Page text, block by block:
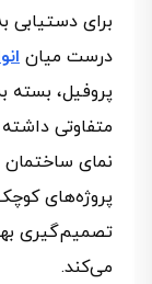
برای دستیابی
درست میان
پروفیل، بسته
متفاوتی
نمای ساختمان
پروژه‌های
تصمیم‌گیری
می‌کند.